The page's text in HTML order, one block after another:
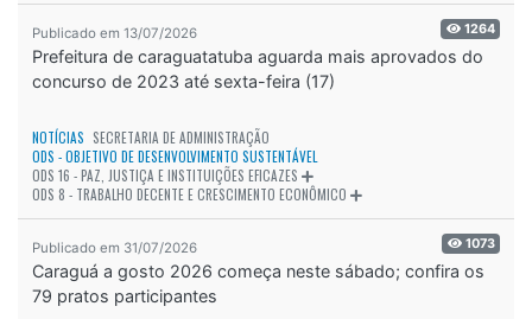
Publicado em 13/07/2026 1264
Prefeitura de caraguatatuba aguarda mais aprovados do
concurso de 2023 até sexta-feira (17)
NOTÍCIAS SECRETARIA DE ADMINISTRAÇÃO
ODS - OBJETIVO DE DESENVOLVIMENTO SUSTENTÁVEL
ODS 16 - PAZ, JUSTIÇA E INSTITUIÇÕES EFICAZES
ODS 8 - TRABALHO DECENTE E CRESCIMENTO ECONÔMICO
Publicado em 31/07/2026 1073
Caraguá a gosto 2026 começa neste sábado; confira os
79 pratos participantes